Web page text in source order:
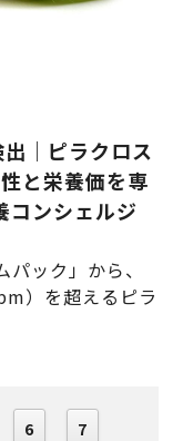
｜ピラクロス
と栄養価を専
コンシェルジ
ック」から、
）を超えるピラ
6
7